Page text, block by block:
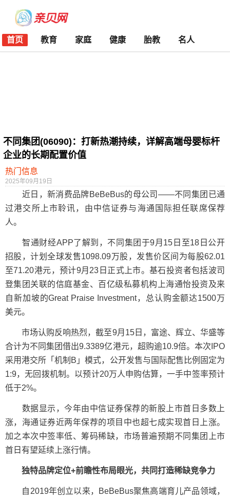
首页 教育 家庭 健康 胎教 名人
不同集团(06090)：打新热潮持续，详解高端母婴标杆
企业的长期配置价值
热门信息
2025年09月19日
近日，新消费品牌BeBeBus的母公司——不同集团已通
过港交所上市聆讯，由中信证券与海通国际担任联席保荐
人。
智通财经APP了解到，不同集团于9月15日至18日公开
招股，计划全球发售1098.09万股，发售价区间为每股62.01
至71.20港元，预计9月23日正式上市。基石投资者包括波司
登集团关联的信庭基金、百亿级私募机构上海通怡投资及来
自新加坡的Great Praise Investment，总认购金额达1500万
美元。
市场认购反响热烈，截至9月15日，富途、辉立、华盛等
合计为不同集团借出9.3389亿港元，超购逾10.9倍。本次IPO
采用港交所「机制B」模式，公开发售与国际配售比例固定为
1:9，无回拨机制。以预计20万人申购估算，一手中签率预计
低于2%。
数据显示，今年由中信证券保荐的新股上市首日多数上
涨，海通证券近两年保荐的项目中也超七成实现首日上涨。
加之本次中签率低、筹码稀缺，市场普遍预期不同集团上市
首日有望延续上涨行情。
独特品牌定位+前瞻性布局眼光，共同打造稀缺竞争力
自2019年创立以来，BeBeBus聚焦高端育儿产品领域，